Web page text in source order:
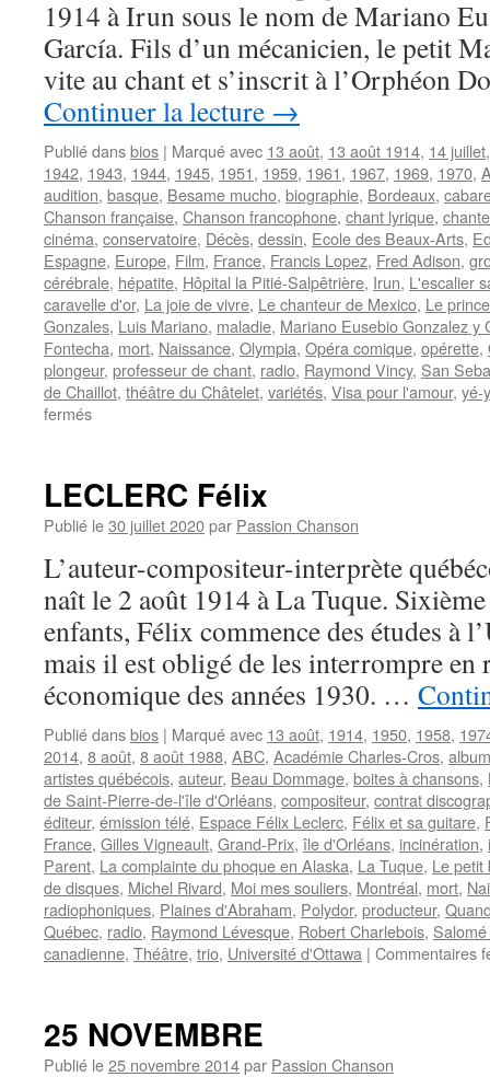
1914 à Irun sous le nom de Mariano
García. Fils d’un mécanicien, le petit
vite au chant et s’inscrit à l’Orphéon
Continuer la lecture →
Publié dansbios | Marqué avec 13 août, 13 août 1914, 14 juillet
1942, 1943, 1944, 1945, 1951, 1959, 1961, 1967, 1969, 1970,
audition, basque, Besame mucho, biographie, Bordeaux,
Chanson française, Chanson francophone, chant lyrique,
cinéma, conservatoire, Décès, dessin, Ecole des Beaux-Arts,
Espagne, Europe, Film, France, Francis Lopez, Fred Adison,
cérébrale, hépatite, Hôpital la Pitié-Salpêtrière, Irun, L'escalier
caravelle d'or, La joie de vivre, Le chanteur de Mexico, Le
Gonzales, Luis Mariano, maladie, Mariano Eusebio Gonzalez y
Fontecha, mort, Naissance, Olympia, Opéra comique, opérette,
plongeur, professeur de chant, radio, Raymond Vincy, San
de Chaillot, théâtre du Châtelet, variétés, Visa pour l'amour, yé-
ferméssur
LECLERC Félix
Publié le30 juillet 2020par Passion Chanson
L’auteur-compositeur-interprète
naît le 2 août 1914 à La Tuque.
enfants, Félix commence des études à
mais il est obligé de les interrompre en
économique des années 1930. …
Publié dansbios | Marqué avec 13 août, 1914, 1950, 1958,
2014, 8 août, 8 août 1988, ABC, Académie Charles-Cros, album
artistes québécois, auteur, Beau Dommage, boites à chansons,
de Saint-Pierre-de-l'île d'Orléans, compositeur, contrat
éditeur, émission télé, Espace Félix Leclerc, Félix et sa guitare,
France, Gilles Vigneault, Grand-Prix, île d'Orléans, incinération,
Parent, La complainte du phoque en Alaska, La Tuque, Le petit
de disques, Michel Rivard, Moi mes souliers, Montréal, mort,
radiophoniques, Plaines d'Abraham, Polydor, producteur,
Québec, radio, Raymond Lévesque, Robert Charlebois,
canadienne, Théâtre, trio, Université d'Ottawa | Commentaires
25 NOVEMBRE
Publié le25 novembre 2014par Passion Chanson